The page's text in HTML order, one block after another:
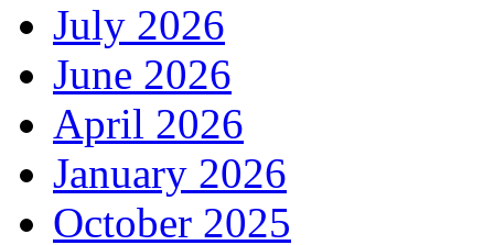
July 2026
June 2026
April 2026
January 2026
October 2025